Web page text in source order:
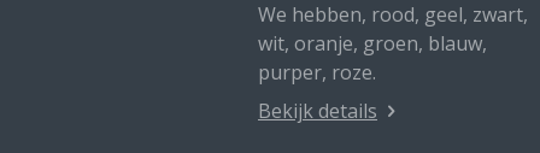
We hebben, rood, geel, zwart,
wit, oranje, groen, blauw,
purper, roze.
Bekijk details